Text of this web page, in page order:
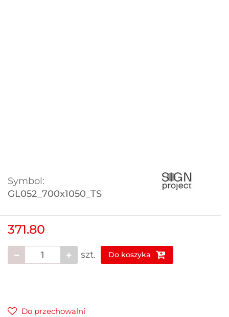
Symbol:
GL052_700x1050_TS
371.80
szt. Do koszyka
Do przechowalni